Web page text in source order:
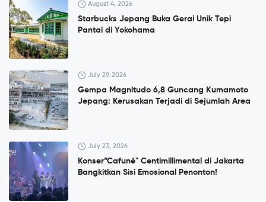
August 4, 2026
Starbucks Jepang Buka Gerai Unik Tepi
Pantai di Yokohama
July 29, 2026
Gempa Magnitudo 6,8 Guncang Kumamoto
Jepang: Kerusakan Terjadi di Sejumlah Area
July 23, 2026
Konser”Cafuné" Centimillimental di Jakarta
Bangkitkan Sisi Emosional Penonton!